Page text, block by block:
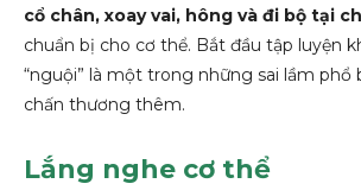
cổ chân, xoay vai, hông và đi bộ tại
chuẩn bị cho cơ thể. Bắt đầu tập luyện
“nguội” là một trong những sai lầm phổ
chấn thương thêm.
Lắng nghe cơ thể